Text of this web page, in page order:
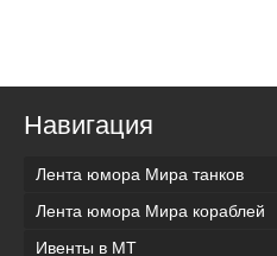
Навигация
Лента юмора Мира танков
Лента юмора Мира кораблей
Ивенты в МТ